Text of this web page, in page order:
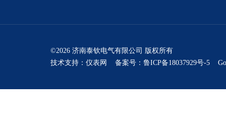
©2026 济南泰钦电气有限公司 版权所有
技术支持： 仪表网 备案号：鲁ICP备18037929号-5